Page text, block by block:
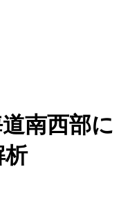
南西部に
析